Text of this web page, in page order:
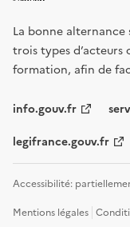
La bonne
trois types
formation, afin de
info.gouv.fr
legifrance.gouv.fr
Accessibilité:
Mentions légales